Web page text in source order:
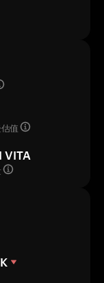
值